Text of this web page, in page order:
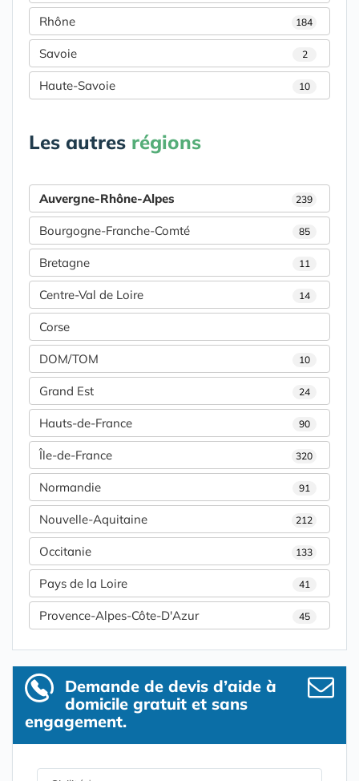
Rhône 184
Savoie 2
Haute-Savoie 10
Les autres régions
Auvergne-Rhône-Alpes 239
Bourgogne-Franche-Comté 85
Bretagne 11
Centre-Val de Loire 14
Corse
DOM/TOM 10
Grand Est 24
Hauts-de-France 90
Île-de-France 320
Normandie 91
Nouvelle-Aquitaine 212
Occitanie 133
Pays de la Loire 41
Provence-Alpes-Côte-D'Azur 45
Demande de devis d’aide à
domicile gratuit et sans
engagement.